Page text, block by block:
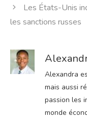
Les États-Unis
les sanctions russes
Alexandra
mais aussi
passion les
monde